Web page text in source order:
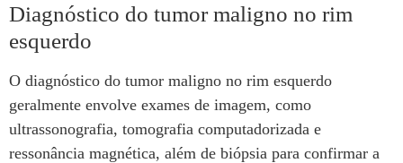
Diagnóstico do tumor maligno no rim
esquerdo
O diagnóstico do tumor maligno no rim esquerdo
geralmente envolve exames de imagem, como
ultrassonografia, tomografia computadorizada e
ressonância magnética, além de biópsia para confirmar a